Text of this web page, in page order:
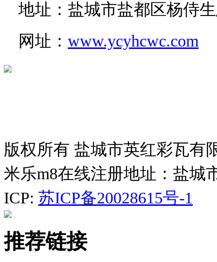
地址：盐城市盐都区杨侍
网址： www.ycyhcwc.com
版权所有 盐城市英红彩瓦有
米乐m8在线注册地址：盐城
ICP: 苏ICP备20028615号-1
推荐链接